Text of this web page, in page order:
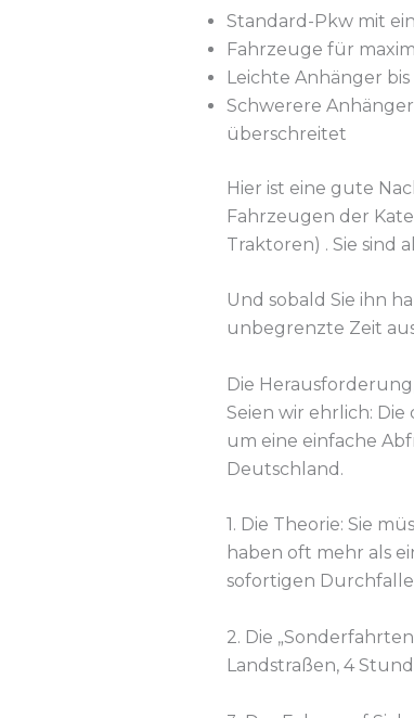
Standard-Pkw mit
Fahrzeuge für
Leichte Anhänger
Schwerere
überschreitet
Hier ist eine gute
Fahrzeugen der
Traktoren) . Sie sind
Und sobald Sie ihn
unbegrenzte Zeit
Die
Seien wir ehrlich:
um eine einfache
Deutschland.
1. Die Theorie: Sie
haben oft mehr als
sofortigen
2. Die
Landstraßen, 4